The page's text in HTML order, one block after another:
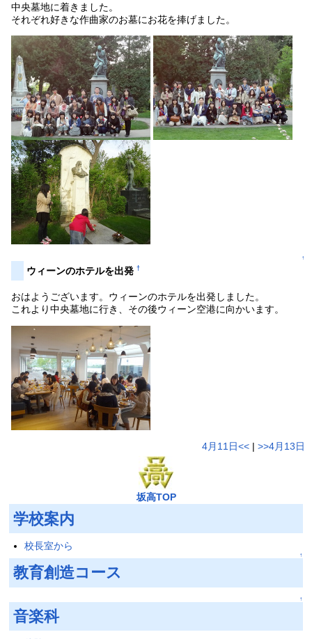
中央墓地に着きました。
それぞれ好きな作曲家のお墓にお花を捧げました。
↑
ウィーンのホテルを出発†
おはようございます。ウィーンのホテルを出発しました。
これより中央墓地に行き、その後ウィーン空港に向かいます。
4月11日<<| >>4月13日
坂高TOP
学校案内
校長室から
↑
教育創造コース
↑
音楽科